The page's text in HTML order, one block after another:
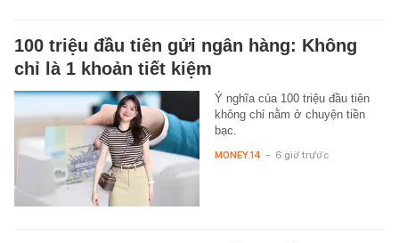
100 triệu đầu tiên gửi ngân hàng: Không
chỉ là 1 khoản tiết kiệm
Ý nghĩa của 100 triệu đầu tiên
không chỉ nằm ở chuyện tiền
bạc.
MONEY.14 - 6 giờ trước